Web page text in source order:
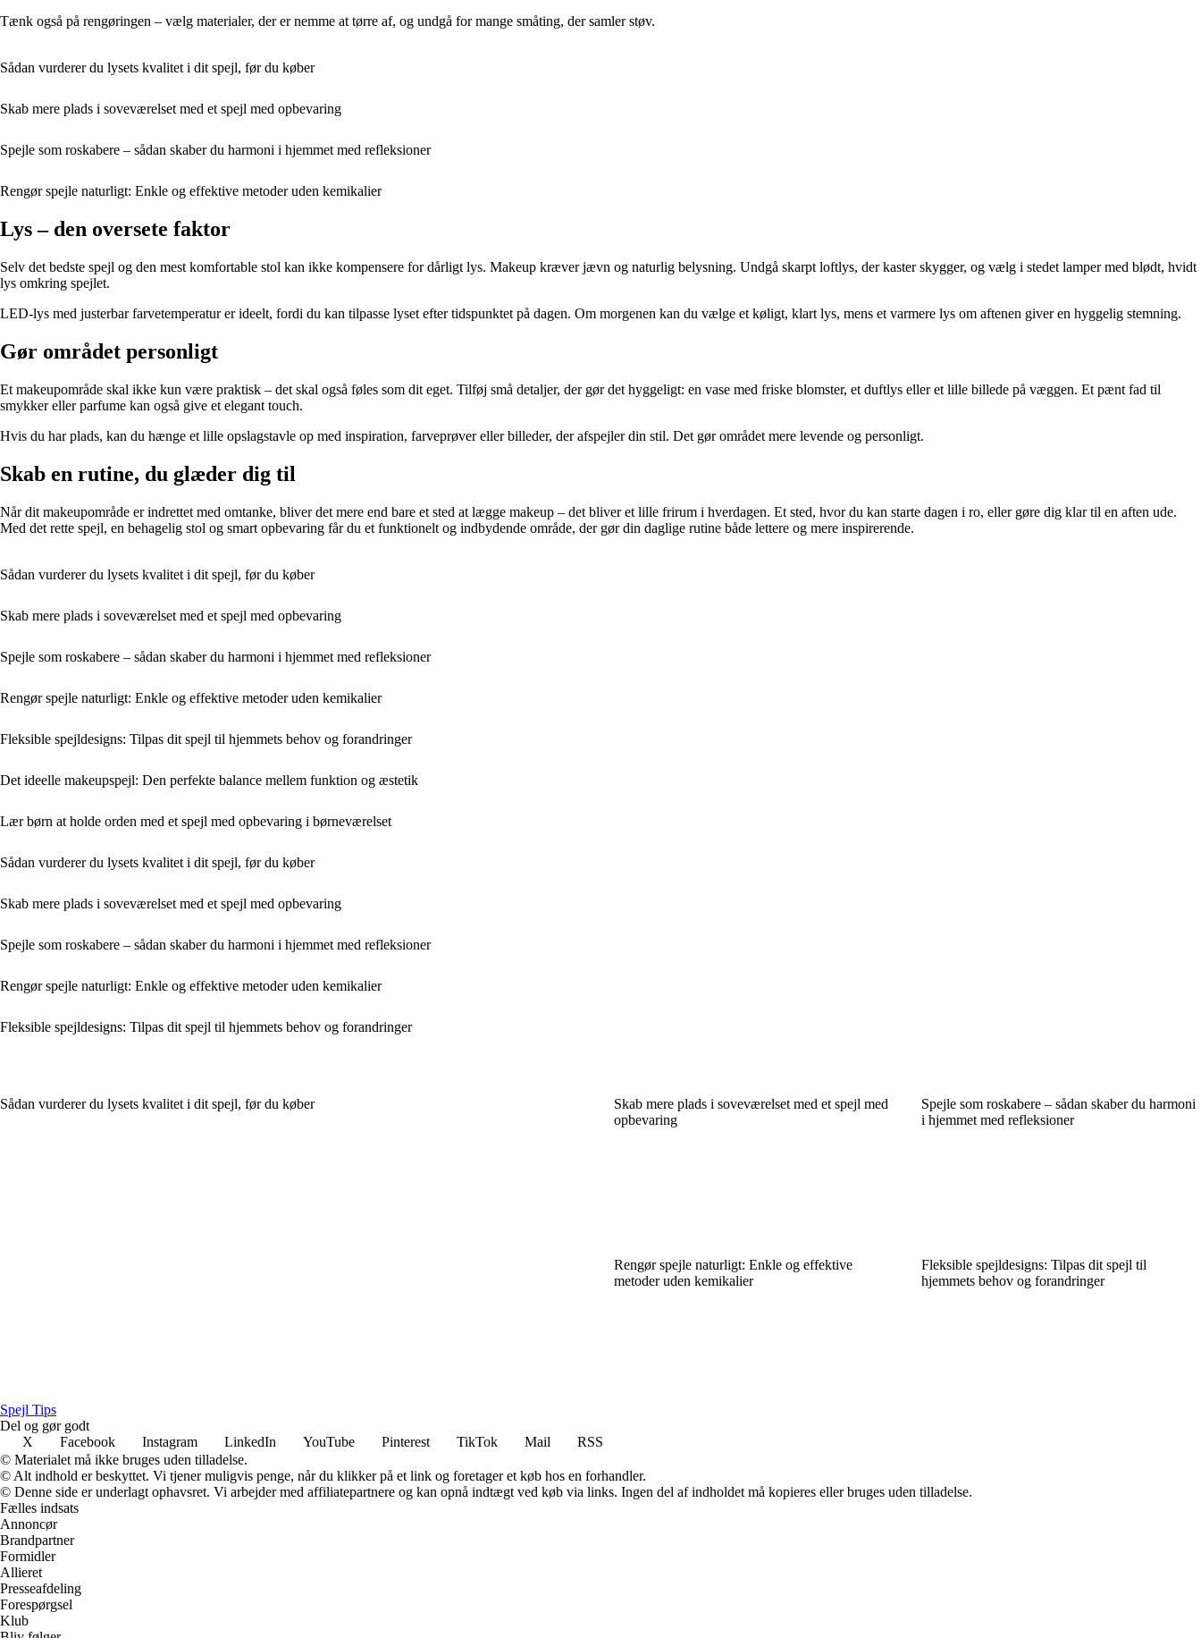
Tænk også på rengøringen – vælg materialer, der er nemme at tørre af, og undgå for mange småting, der samler støv.
Sådan vurderer du lysets kvalitet i dit spejl, før du køber
Skab mere plads i soveværelset med et spejl med opbevaring
Spejle som roskabere – sådan skaber du harmoni i hjemmet med refleksioner
Rengør spejle naturligt: Enkle og effektive metoder uden kemikalier
Lys – den oversete faktor
Selv det bedste spejl og den mest komfortable stol kan ikke kompensere for dårligt lys. Makeup kræver jævn og naturlig belysning. Undgå skarpt loftlys, der kaster skygger, og vælg i stedet lamper med blødt, hvidt
lys omkring spejlet.
LED-lys med justerbar farvetemperatur er ideelt, fordi du kan tilpasse lyset efter tidspunktet på dagen. Om morgenen kan du vælge et køligt, klart lys, mens et varmere lys om aftenen giver en hyggelig stemning.
Gør området personligt
Et makeupområde skal ikke kun være praktisk – det skal også føles som dit eget. Tilføj små detaljer, der gør det hyggeligt: en vase med friske blomster, et duftlys eller et lille billede på væggen. Et pænt fad til
smykker eller parfume kan også give et elegant touch.
Hvis du har plads, kan du hænge et lille opslagstavle op med inspiration, farveprøver eller billeder, der afspejler din stil. Det gør området mere levende og personligt.
Skab en rutine, du glæder dig til
Når dit makeupområde er indrettet med omtanke, bliver det mere end bare et sted at lægge makeup – det bliver et lille frirum i hverdagen. Et sted, hvor du kan starte dagen i ro, eller gøre dig klar til en aften ude.
Med det rette spejl, en behagelig stol og smart opbevaring får du et funktionelt og indbydende område, der gør din daglige rutine både lettere og mere inspirerende.
Sådan vurderer du lysets kvalitet i dit spejl, før du køber
Skab mere plads i soveværelset med et spejl med opbevaring
Spejle som roskabere – sådan skaber du harmoni i hjemmet med refleksioner
Rengør spejle naturligt: Enkle og effektive metoder uden kemikalier
Fleksible spejldesigns: Tilpas dit spejl til hjemmets behov og forandringer
Det ideelle makeupspejl: Den perfekte balance mellem funktion og æstetik
Lær børn at holde orden med et spejl med opbevaring i børneværelset
Sådan vurderer du lysets kvalitet i dit spejl, før du køber
Skab mere plads i soveværelset med et spejl med opbevaring
Spejle som roskabere – sådan skaber du harmoni i hjemmet med refleksioner
Rengør spejle naturligt: Enkle og effektive metoder uden kemikalier
Fleksible spejldesigns: Tilpas dit spejl til hjemmets behov og forandringer
Sådan vurderer du lysets kvalitet i dit spejl, før du køber
Skab mere plads i soveværelset med et spejl med
opbevaring
Spejle som roskabere – sådan skaber du harmoni
i hjemmet med refleksioner
Rengør spejle naturligt: Enkle og effektive
metoder uden kemikalier
Fleksible spejldesigns: Tilpas dit spejl til
hjemmets behov og forandringer
Spejl Tips
Del og gør godt
X
Facebook Instagram LinkedIn YouTube Pinterest TikTok Mail
RSS
© Materialet må ikke bruges uden tilladelse.
© Alt indhold er beskyttet. Vi tjener muligvis penge, når du klikker på et link og foretager et køb hos en forhandler.
© Denne side er underlagt ophavsret. Vi arbejder med affiliatepartnere og kan opnå indtægt ved køb via links. Ingen del af indholdet må kopieres eller bruges uden tilladelse.
Fælles indsats
Annoncør
Brandpartner
Formidler
Allieret
Presseafdeling
Forespørgsel
Klub